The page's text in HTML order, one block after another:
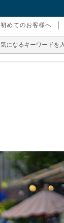
初めてのお客様へ